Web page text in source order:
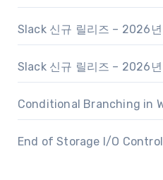
Slack 신규 릴리즈 – 2026년
Slack 신규 릴리즈 – 2026
Conditional Branching in
End of Storage I/O Control